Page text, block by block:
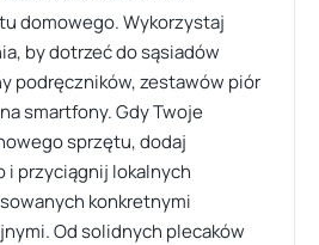
domowego. Wykorzystaj
by dotrzeć do sąsiadów
podręczników, zestawów piór
smartfony. Gdy Twoje
sprzętu, dodaj
i przyciągnij lokalnych
konkretnymi
Od solidnych plecaków